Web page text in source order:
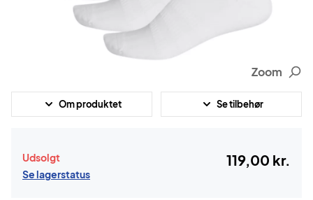
Zoom
Om produktet Se tilbehør
Udsolgt
Se lagerstatus
119,00 kr.